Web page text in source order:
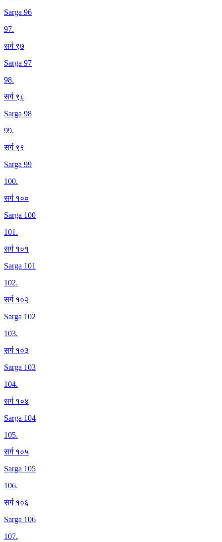
Sarga 96
97.
सर्ग ९७
Sarga 97
98.
सर्ग ९८
Sarga 98
99.
सर्ग ९९
Sarga 99
100.
सर्ग १००
Sarga 100
101.
सर्ग १०१
Sarga 101
102.
सर्ग १०२
Sarga 102
103.
सर्ग १०३
Sarga 103
104.
सर्ग १०४
Sarga 104
105.
सर्ग १०५
Sarga 105
106.
सर्ग १०६
Sarga 106
107.